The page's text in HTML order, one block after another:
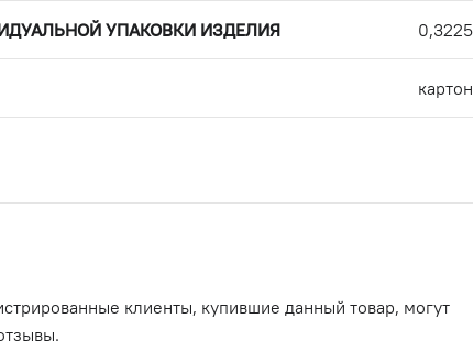
УПАКОВКИ ИЗДЕЛИЯ 0,3225
картон
клиенты, купившие данный товар, могут